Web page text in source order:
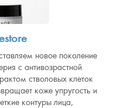
новое поколение
с антивозрастной
стволовых клеток
коже упругость и
контуры лица,